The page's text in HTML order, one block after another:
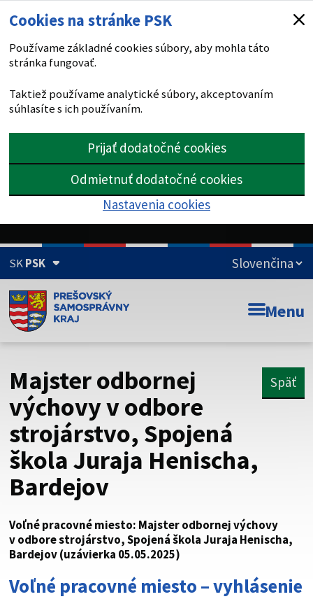
Cookies na stránke PSK
Používame základné cookies súbory, aby mohla táto
stránka fungovať.
Taktiež používame analytické súbory, akceptovaním
súhlasíte s ich používaním.
Prijať dodatočné cookies
Odmietnuť dodatočné cookies
Nastavenia cookies
SKPSK
Doména psk.sk je oficiálna
Toto je oficiálna webová stránka Prešovského
Táto stránka je zabezpečená
Buďte pozorní a vždy sa uistite, že zdieľate informácie iba
cez zabezpečenú webovú stránku. Zabezpečená stránka
vždy začína https:// pred názvom domény webového sídla.
Menu
Majster odbornej
výchovy v odbore
strojárstvo, Spojená
škola Juraja Henischa,
Bardejov
Späť
Voľné pracovné miesto: Majster odbornej výchovy
v odbore strojárstvo, Spojená škola Juraja Henischa,
Bardejov (uzávierka 05.05.2025)
Voľné pracovné miesto – vyhlásenie